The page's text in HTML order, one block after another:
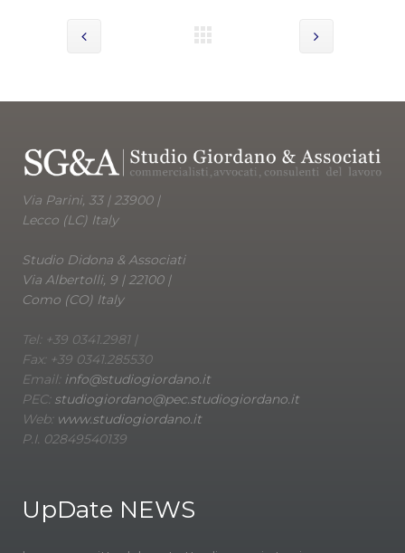
Via Parini, 33 | 23900 |
Lecco (LC) Italy
Studio Didona & Associati
Via Albertolli, 9 | 22100 |
Como (CO) Italy
Tel: +39 0341.2981 |
Fax: +39 0341.285530
Email: info@studiogiordano.it
PEC: studiogiordano@pec.studiogiordano.it
Web: www.studiogiordano.it
P.I. 02849540139
UpDate NEWS